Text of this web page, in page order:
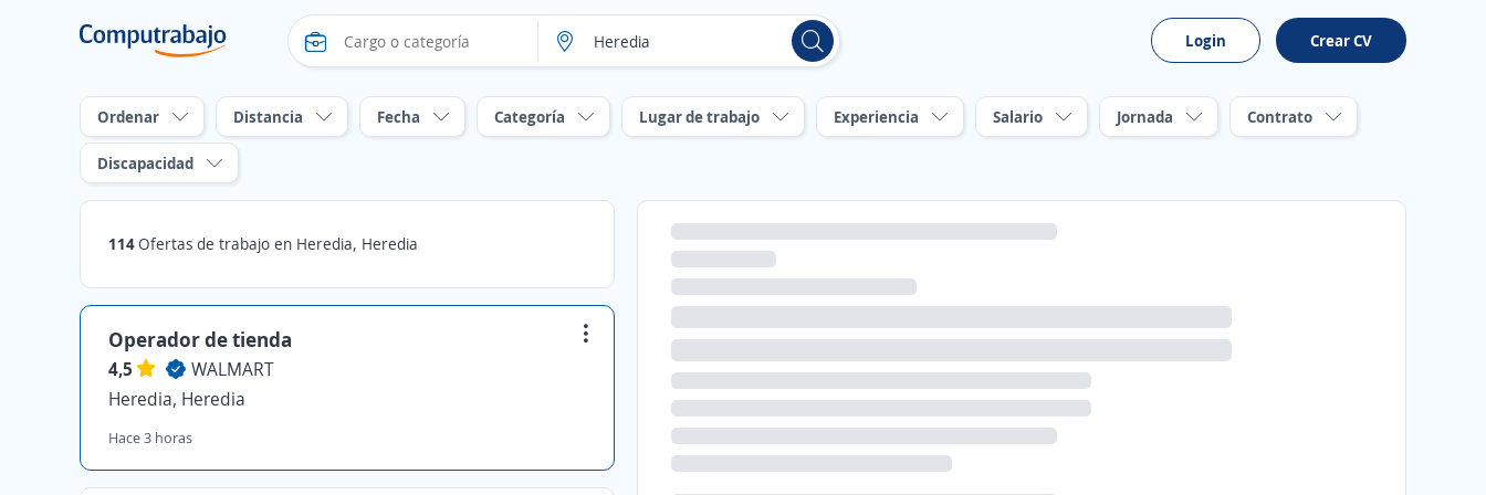
Login Crear CV
Ordenar Distancia Fecha Categoría Lugar de trabajo Experiencia Salario Jornada Contrato
Discapacidad
114Ofertas de trabajo en Heredia, Heredia
Operador de tienda
4,5
WALMART
Heredia, Heredia
Hace 3 horas